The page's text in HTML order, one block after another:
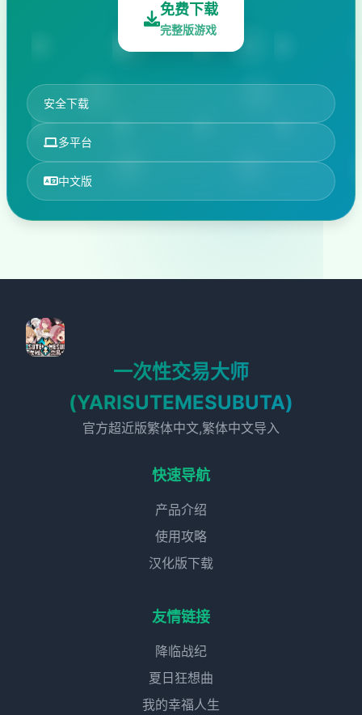
免费下载
完整版游戏
安全下载
多平台
中文版
一次性交易大师
(YARISUTEMESUBUTA)
官方超近版繁体中文,繁体中文导入
快速导航
产品介绍
使用攻略
汉化版下载
友情链接
降临战纪
夏日狂想曲
我的幸福人生